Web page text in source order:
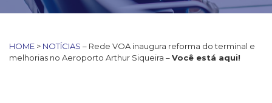
HOME > NOTÍCIAS – Rede VOA inaugura reforma do terminal e
melhorias no Aeroporto Arthur Siqueira –Você está aqui!